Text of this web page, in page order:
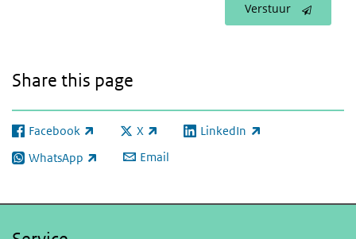
Verstuur
Share this page
Facebook
(link is external) X
(link is external)LinkedIn
(link is external)
WhatsApp
(link is external) Email